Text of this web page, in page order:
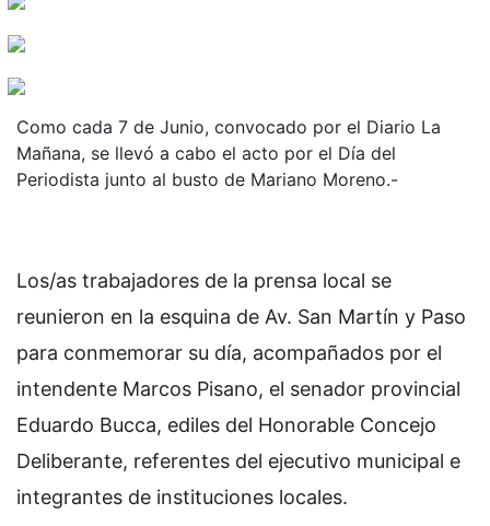
Como cada 7 de Junio, convocado por el Diario La
Mañana, se llevó a cabo el acto por el Día del
Periodista junto al busto de Mariano Moreno.-
Los/as trabajadores de la prensa local se
reunieron en la esquina de Av. San Martín y Paso
para conmemorar su día, acompañados por el
intendente Marcos Pisano, el senador provincial
Eduardo Bucca, ediles del Honorable Concejo
Deliberante, referentes del ejecutivo municipal e
integrantes de instituciones locales.